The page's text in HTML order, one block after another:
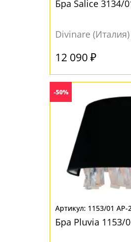
- бесплатно по России
- бесплатная доставка
Бра Salice 3134/
Divinare (Италия)
12 090 ₽
-50%
1153/01 AP-
Бра Pluvia 1153/